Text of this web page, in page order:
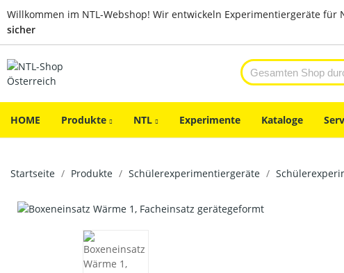
Willkommen im NTL-Webshop! Wir entwickeln Experimentiergeräte
sicher
HOME Produkte NTL Experimente Kataloge
Startseite Produkte Schülerexperimentiergeräte